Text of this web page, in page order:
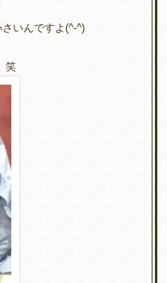
いんですよ(^-^)
笑